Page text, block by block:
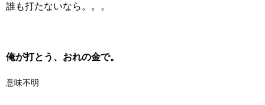
誰も打たないなら。。。
俺が打とう、おれの金で。
意味不明